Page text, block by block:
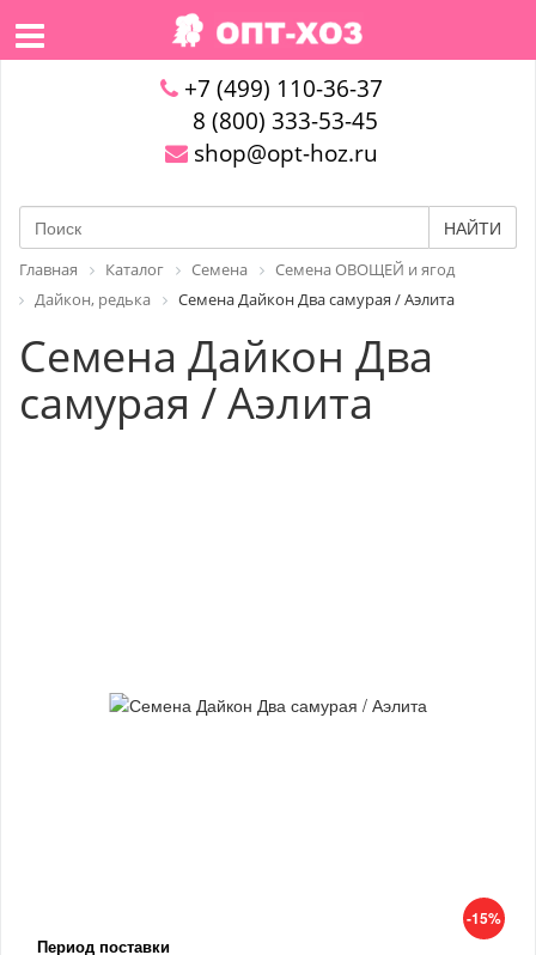
+7 (499) 110-36-37
8 (800) 333-53-45
shop@opt-hoz.ru
НАЙТИ
Главная Каталог Семена
Семена ОВОЩЕЙ и ягод
Дайкон, редька
Семена Дайкон Два самурая / Аэлита
Семена Дайкон Два
самурая / Аэлита
-15%
Период поставки